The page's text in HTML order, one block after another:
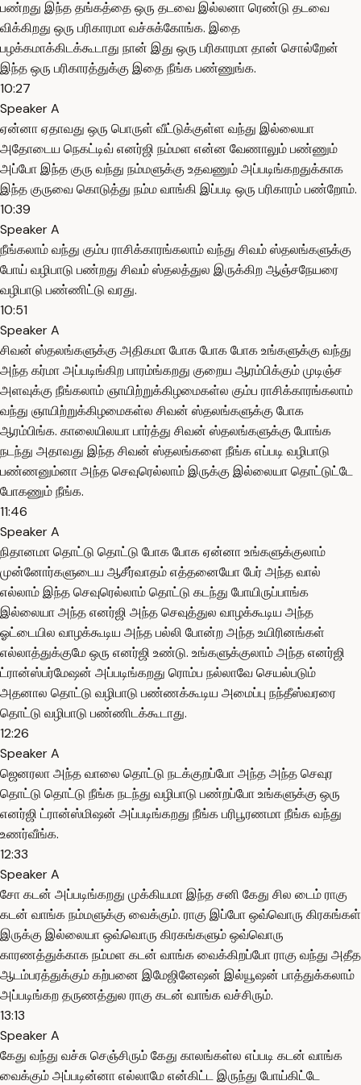
பண்றது இந்த தங்கத்தை ஒரு தடவை இல்லனா ரெண்டு தடவை
விக்கிறது ஒரு பரிகாரமா வச்சுக்கோங்க. இதை
பழக்கமாக்கிடக்கூடாது நான் இது ஒரு பரிகாரமா தான் சொல்றேன்
இந்த ஒரு பரிகாரத்துக்கு இதை நீங்க பண்ணுங்க.
10:27
Speaker A
ஏன்னா ஏதாவது ஒரு பொருள் வீட்டுக்குள்ள வந்து இல்லையா
அதோடைய நெகட்டிவ் எனர்ஜி நம்மள என்ன வேணாலும் பண்ணும்
அப்போ இந்த குரு வந்து நம்மளுக்கு உதவணும் அப்படிங்கறதுக்காக
இந்த குருவை கொடுத்து நம்ம வாங்கி இப்படி ஒரு பரிகாரம் பண்றோம்.
10:39
Speaker A
நீங்கலாம் வந்து கும்ப ராசிக்காரங்கலாம் வந்து சிவம் ஸ்தலங்களுக்கு
போய் வழிபாடு பண்றது சிவம் ஸ்தலத்துல இருக்கிற ஆஞ்சநேயரை
வழிபாடு பண்ணிட்டு வரது.
10:51
Speaker A
சிவன் ஸ்தலங்களுக்கு அதிகமா போக போக போக உங்களுக்கு வந்து
அந்த கர்மா அப்படிங்கிற பாரம்ங்கறது குறைய ஆரம்பிக்கும் முடிஞ்ச
அளவுக்கு நீங்கலாம் ஞாயிற்றுக்கிழமைகள்ல கும்ப ராசிக்காரங்கலாம்
வந்து ஞாயிற்றுக்கிழமைகள்ல சிவன் ஸ்தலங்களுக்கு போக
ஆரம்பிங்க. காலையிலயா பார்த்து சிவன் ஸ்தலங்களுக்கு போங்க
நடந்து அதாவது இந்த சிவன் ஸ்தலங்களை நீங்க எப்படி வழிபாடு
பண்ணனும்னா அந்த செவுரெல்லாம் இருக்கு இல்லையா தொட்டுட்டே
போகணும் நீங்க.
11:46
Speaker A
நிதானமா தொட்டு தொட்டு போக போக ஏன்னா உங்களுக்குலாம்
முன்னோர்களுடைய ஆசீர்வாதம் எத்தனையோ பேர் அந்த வால்
எல்லாம் இந்த செவுரெல்லாம் தொட்டு கடந்து போயிருப்பாங்க
இல்லையா அந்த எனர்ஜி அந்த செவுத்துல வாழக்கூடிய அந்த
ஓட்டையில வாழக்கூடிய அந்த பல்லி போன்ற அந்த உயிரினங்கள்
எல்லாத்துக்குமே ஒரு எனர்ஜி உண்டு. உங்களுக்குலாம் அந்த எனர்ஜி
ட்ரான்ஸ்பர்மேஷன் அப்படிங்கறது ரொம்ப நல்லாவே செயல்படும்
அதனால தொட்டு வழிபாடு பண்ணக்கூடிய அமைப்பு நந்தீஸ்வரரை
தொட்டு வழிபாடு பண்ணிடக்கூடாது.
12:26
Speaker A
ஜெனரலா அந்த வாலை தொட்டு நடக்குறப்போ அந்த அந்த செவுர
தொட்டு தொட்டு நீங்க நடந்து வழிபாடு பண்றப்போ உங்களுக்கு ஒரு
எனர்ஜி ட்ரான்ஸ்மிஷன் அப்படிங்கறது நீங்க பரிபூரணமா நீங்க வந்து
உணர்வீங்க.
12:33
Speaker A
சோ கடன் அப்படிங்கறது முக்கியமா இந்த சனி கேது சில டைம் ராகு
கடன் வாங்க நம்மளுக்கு வைக்கும். ராகு இப்போ ஒவ்வொரு கிரகங்கள்
இருக்கு இல்லையா ஒவ்வொரு கிரகங்களும் ஒவ்வொரு
காரணத்துக்காக நம்மள கடன் வாங்க வைக்கிறப்போ ராகு வந்து அதீத
ஆடம்பரத்துக்கும் கற்பனை இமேஜினேஷன் இல்யூஷன் பாத்துக்கலாம்
அப்படிங்கற தருணத்துல ராகு கடன் வாங்க வச்சிரும்.
13:13
Speaker A
கேது வந்து வச்சு செஞ்சிரும் கேது காலங்கள்ல எப்படி கடன் வாங்க
வைக்கும் அப்படின்னா எல்லாமே என்கிட்ட இருந்து போய்கிட்டே